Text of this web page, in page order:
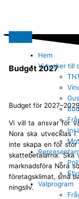
Hem
Vi tycker till
Valprogram
Budget 2027
Budget för 2027–2029
Vi vill ta ansvar för
Nora ska utvecklas
inte skapa en för
skattebetalarna.
marknadsföra Nora
företagsklimat, små
ningsliv.